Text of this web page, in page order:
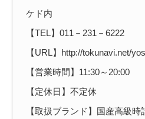
ケド内
【TEL】011－231－6222
【URL】http://tokunavi.net/
【営業時間】11:30～20:00
【定休日】不定休
【取扱ブランド】国産高級時